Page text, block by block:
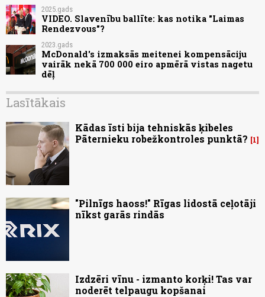
2025.gads
VIDEO. Slavenību ballīte: kas notika "Laimas
Rendezvous"?
2023.gads
McDonald's izmaksās meitenei kompensāciju
vairāk nekā 700 000 eiro apmērā vistas nagetu
dēļ
Lasītākais
Kādas īsti bija tehniskās ķibeles
Pāternieku robežkontroles punktā?
1
"Pilnīgs haoss!" Rīgas lidostā ceļotāji
nīkst garās rindās
Izdzēri vīnu - izmanto korķi! Tas var
noderēt telpaugu kopšanai